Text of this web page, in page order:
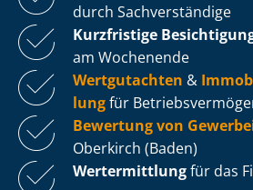
durch Sachverständige
Kurzfristige
am Wochenende
Wertgutachten &
lungfür
Bewertung von
Oberkirch (Baden)
Wertermittlungfür das